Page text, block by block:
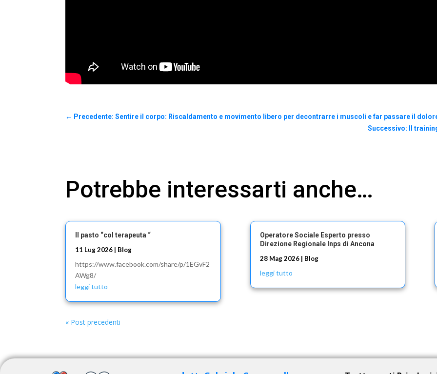
← Precedente: Sentire il corpo: Riscaldamento e movimento libero per decontrarre i muscoli e far passare il
Successivo: Il
Potrebbe interessarti anche…
Il pasto “col terapeuta “
11 Lug 2026 | Blog
https://www.facebook.com/share/p/1EGvF2
AWg8/
leggi tutto
Operatore Sociale Esperto presso
Direzione Regionale Inps di Ancona
28 Mag 2026| Blog
leggi tutto
« Post precedenti